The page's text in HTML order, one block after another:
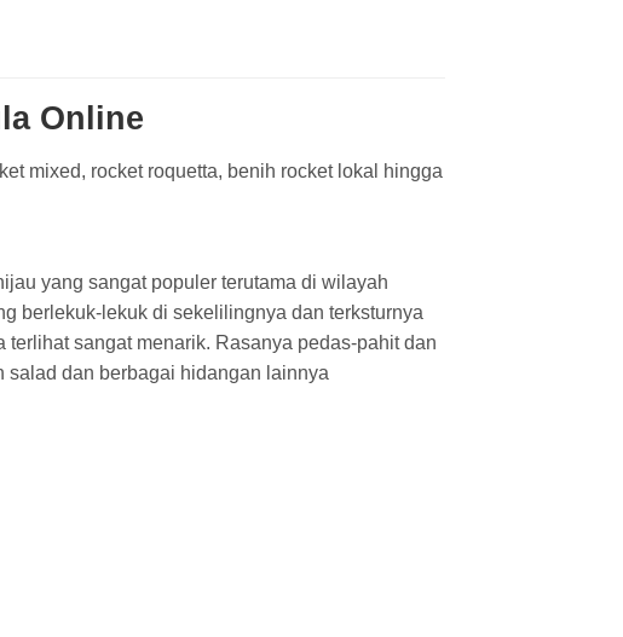
Online
mixed, rocket roquetta, benih rocket lokal hingga
yang sangat populer terutama di wilayah
berlekuk-lekuk di sekelilingnya dan terksturnya
sangat menarik. Rasanya pedas-pahit dan
dan berbagai hidangan lainnya